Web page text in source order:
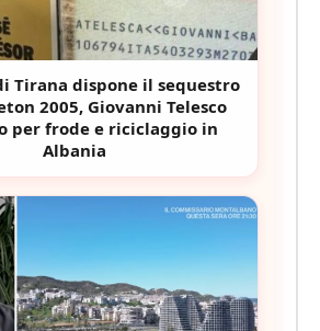
Tirana dispone il sequestro
2005, Giovanni Telesco
per frode e riciclaggio in
Albania